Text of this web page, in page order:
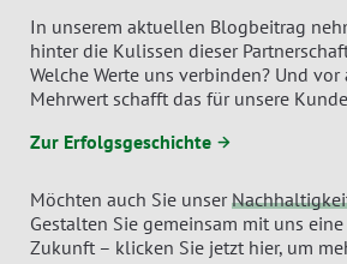
In unserem aktuellen Blogbeitrag
hinter die Kulissen dieser
Welche Werte uns verbinden? Und
Mehrwert schafft das für unsere
Zur Erfolgsgeschichte →
Möchten auch Sie unser
Gestalten Sie gemeinsam mit uns
Zukunft – klicken Sie jetzt hier, um